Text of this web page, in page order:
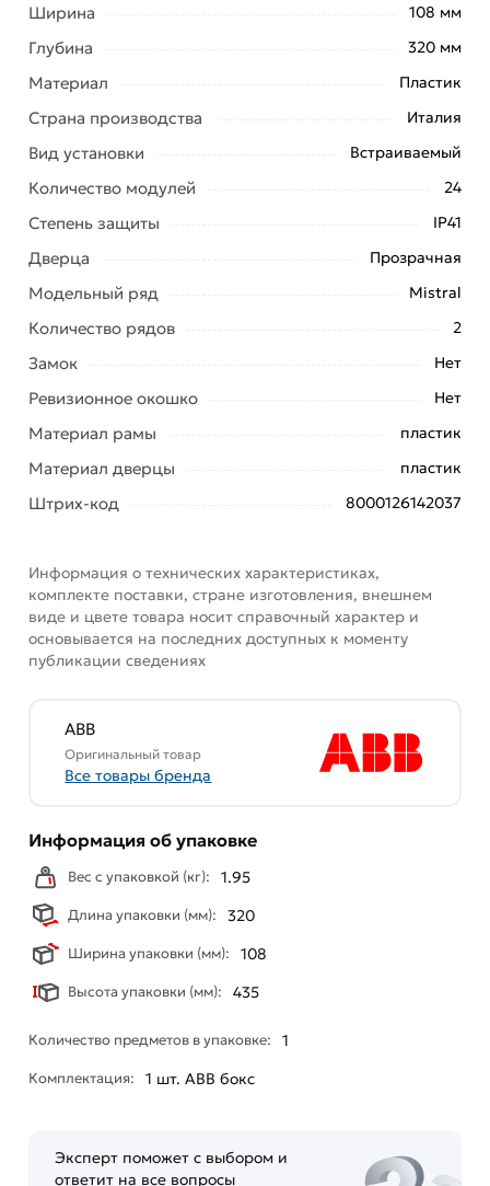
mistral41 24 модуля, зеленая прозрачная дверь, c
клеммами 1SLM004101A1205 из категории
Встраиваемые пластиковые
действительны в Москве
Наши профессиональные менеджеры обработают
заказ и свяжутся с Вами для согласования условий
доставки или самовывоза. Перед оформлением
онлайн заказа рекомендуем ознакомиться с
Данний товар от производителя
купленного товарa в течение 7 дней (наличие чека
обязательно).
Ширина 108 мм
Глубина 320 мм
Материал Пластик
Страна производства Италия
Вид установки Встраиваемый
Количество модулей 24
Степень защиты IP41
Дверца Прозрачная
Модельный ряд Mistral
Количество рядов 2
Замок Нет
Ревизионное окошко Нет
Материал рамы пластик
Материал дверцы пластик
Штрих-код 8000126142037
Информация о технических характеристиках,
комплекте поставки, стране изготовления, внешнем
виде и цвете товара носит справочный характер и
основывается на последних доступных к моменту
публикации сведениях
ABB
Оригинальный товар
Все товары бренда
Информация об упаковке
Вес с упаковкой (кг): 1.95
Длина упаковки (мм): 320
Ширина упаковки (мм): 108
Высота упаковки (мм): 435
Количество предметов в упаковке: 1
Комплектация: 1 шт. ABB бокс
Эксперт поможет с выбором и
ответит на все вопросы